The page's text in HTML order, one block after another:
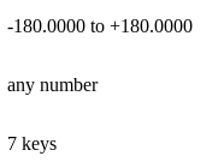
-180.0000 to +180.0000
any number
7 keys